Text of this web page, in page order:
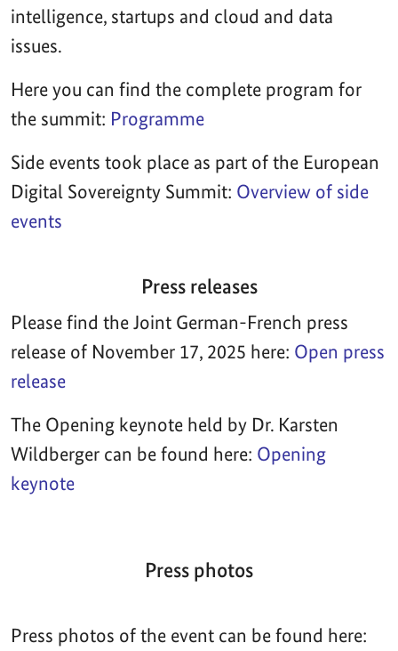
intelligence, startups and cloud and data
issues.
Here you can find the complete program for
the summit: Programme
Side events took place as part of the European
Digital Sovereignty Summit: Overview of side
events
Press releases
Please find the Joint German-French press
release of November 17, 2025 here: Open press
release
The Opening keynote held by Dr. Karsten
Wildberger can be found here: Opening
keynote
Press photos
Press photos of the event can be found here: